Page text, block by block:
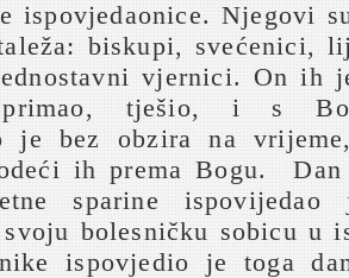
ispovjedaonice. Njegovi
biskupi, svećenici,
vjernici. On ih
tješio, i s
je bez obzira na
ih prema Bogu. Dan
sparine ispovijedao
bolesničku sobicu u
ispovjedio je toga